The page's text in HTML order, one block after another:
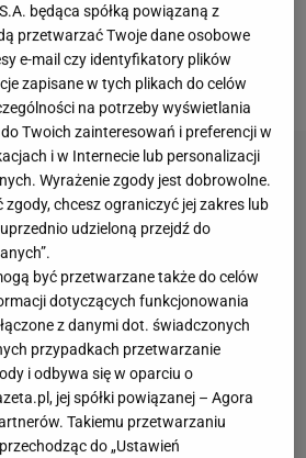
dojść do zwolnieniaMichała
ten reset powinien się
będąca spółką powiązaną z
przetwarzać Twoje dane osobowe
e-mail czy identyfikatory plików
zapisane w tych plikach do celów
na potrzeby wyświetlania
Twoich zainteresowań i preferencji w
i w Internecie lub personalizacji
Wyrażenie zgody jest dobrowolne.
zgody, chcesz ograniczyć jej zakres lub
udzieloną przejdź do
być przetwarzane także do celów
dotyczących funkcjonowania
z danymi dot. świadczonych
przypadkach przetwarzanie
i odbywa się w oparciu o
jej spółki powiązanej – Agora
Takiemu przetwarzaniu
do „Ustawień